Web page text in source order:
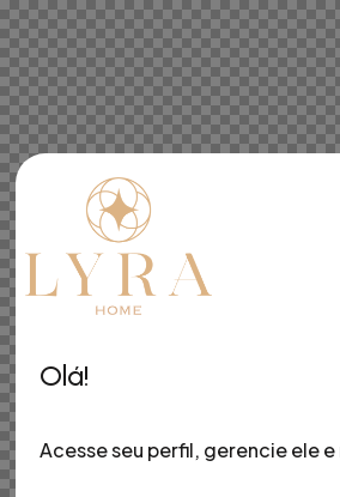
Olá!
Acesse seu perfil, gerencie ele